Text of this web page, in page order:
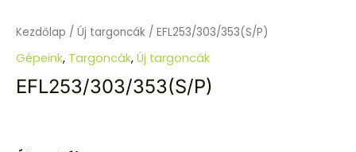
Kezdőlap / Új targoncák / EFL253/303/353(S/P)
Gépeink, Targoncák, Új targoncák
EFL253/303/353(S/P)